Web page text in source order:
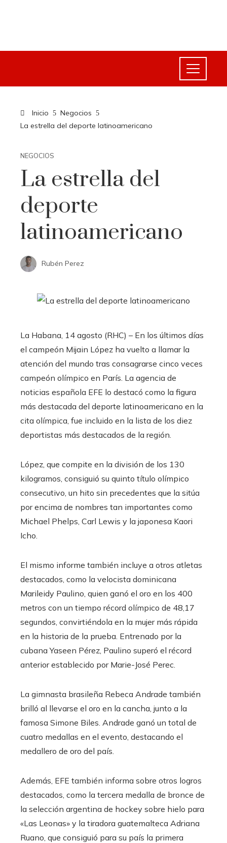
Inicio
Negocios
La estrella del deporte latinoamericano
NEGOCIOS
La estrella del
deporte
latinoamericano
Rubén Perez
La Habana, 14 agosto (RHC) – En los últimos días
el campeón Mijain López ha vuelto a llamar la
atención del mundo tras consagrarse cinco veces
campeón olímpico en París. La agencia de
noticias española EFE lo destacó como la figura
más destacada del deporte latinoamericano en la
cita olímpica, fue incluido en la lista de los diez
deportistas más destacados de la región.
López, que compite en la división de los 130
kilogramos, consiguió su quinto título olímpico
consecutivo, un hito sin precedentes que la sitúa
por encima de nombres tan importantes como
Michael Phelps, Carl Lewis y la japonesa Kaori
Icho.
El mismo informe también incluye a otros atletas
destacados, como la velocista dominicana
Marileidy Paulino, quien ganó el oro en los 400
metros con un tiempo récord olímpico de 48,17
segundos, convirtiéndola en la mujer más rápida
en la historia de la prueba. Entrenado por la
cubana Yaseen Pérez, Paulino superó el récord
anterior establecido por Marie-José Perec.
La gimnasta brasileña Rebeca Andrade también
brilló al llevarse el oro en la cancha, junto a la
famosa Simone Biles. Andrade ganó un total de
cuatro medallas en el evento, destacando el
medallero de oro del país.
Además, EFE también informa sobre otros logros
destacados, como la tercera medalla de bronce de
la selección argentina de hockey sobre hielo para
«Las Leonas» y la tiradora guatemalteca Adriana
Ruano, que consiguió para su país la primera